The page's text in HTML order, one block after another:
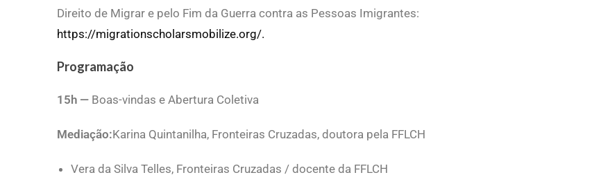
Direito de Migrar e pelo Fim da Guerra contra as Pessoas Imigrantes:
https://migrationscholarsmobilize.org/.
Programação
15h — Boas-vindas e Abertura Coletiva
Mediação:Karina Quintanilha, Fronteiras Cruzadas, doutora pela FFLCH
Vera da Silva Telles, Fronteiras Cruzadas / docente da FFLCH